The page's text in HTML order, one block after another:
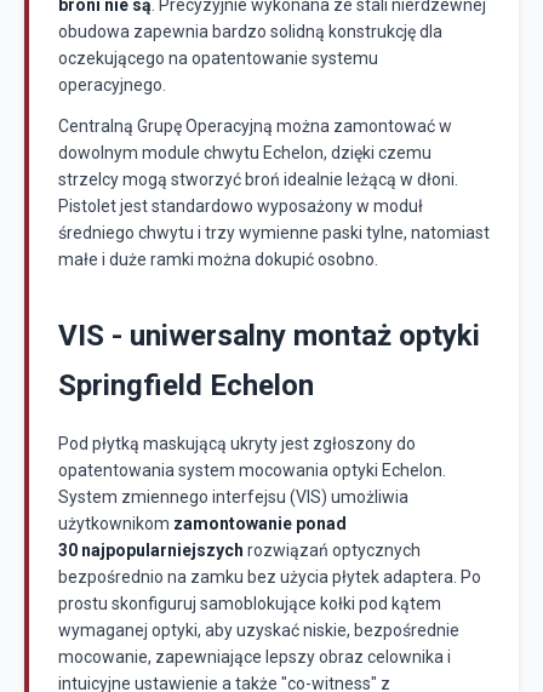
broni nie są . Precyzyjnie wykonana ze stali nierdzewnej
obudowa zapewnia bardzo solidną konstrukcję dla
oczekującego na opatentowanie systemu
operacyjnego.
Centralną Grupę Operacyjną można zamontować w
dowolnym module chwytu Echelon, dzięki czemu
strzelcy mogą stworzyć broń idealnie leżącą w dłoni.
Pistolet jest standardowo wyposażony w moduł
średniego chwytu i trzy wymienne paski tylne, natomiast
małe i duże ramki można dokupić osobno.
VIS - uniwersalny montaż optyki
Springfield Echelon
Pod płytką maskującą ukryty jest zgłoszony do
opatentowania system mocowania optyki Echelon.
System zmiennego interfejsu (VIS) umożliwia
użytkownikom zamontowanie ponad
30 najpopularniejszych rozwiązań optycznych
bezpośrednio na zamku bez użycia płytek adaptera. Po
prostu skonfiguruj samoblokujące kołki pod kątem
wymaganej optyki, aby uzyskać niskie, bezpośrednie
mocowanie, zapewniające lepszy obraz celownika i
intuicyjne ustawienie a także "co-witness" z